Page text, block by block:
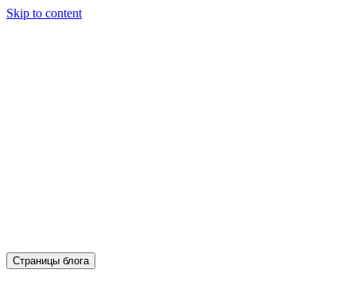
Skip to content
Страницы блога